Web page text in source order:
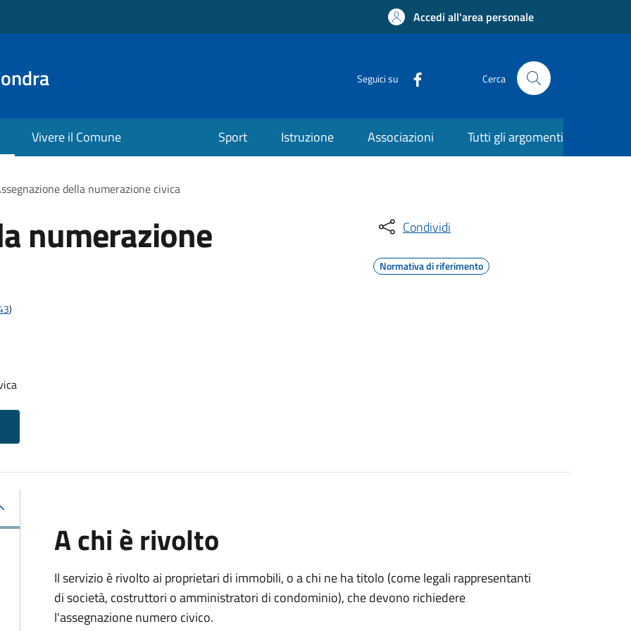
Accedi all'area personale
Seguici su Cerca
Vivere il Comune Sport Istruzione Associazioni Tutti gli argomenti
della numerazione civica
numerazione
)
Condividi
Normativa di riferimento
A chi è rivolto
Il servizio è rivolto ai proprietari di immobili, o a chi ne ha titolo (come legali rappresentanti
di società, costruttori o amministratori di condominio), che devono richiedere
l'assegnazione numero civico.